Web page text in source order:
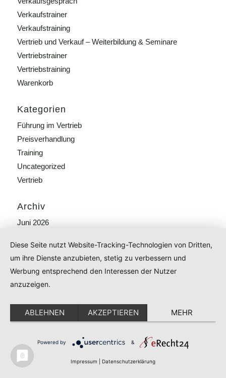
Verkaufstrainer
Verkaufstraining
Vertrieb und Verkauf – Weiterbildung & Seminare
Vertriebstrainer
Vertriebstraining
Warenkorb
Kategorien
Führung im Vertrieb
Preisverhandlung
Training
Uncategorized
Vertrieb
Archiv
Juni 2026
Januar 2026
Dezember 2025
November 2025
Oktober 2025
September 2025
August 2025
Juni 2025
Mai 2025
Diese Seite nutzt Website-Tracking-Technologien von Dritten,
um ihre Dienste anzubieten, stetig zu verbessern und
Werbung entsprechend den Interessen der Nutzer
anzuzeigen.
ABLEHNEN AKZEPTIEREN MEHR
Powered by &
Impressum Datenschutzerklärung